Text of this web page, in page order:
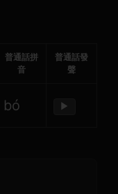
普通話拼
音
普通話發
聲
bó ▶